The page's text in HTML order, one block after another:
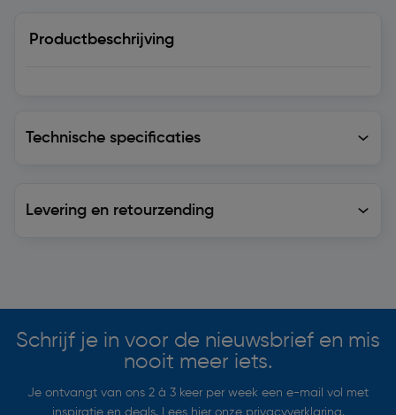
Productbeschrijving
Technische specificaties
Levering en retourzending
Schrijf je in voor de nieuwsbrief en mis
nooit meer iets.
Je ontvangt van ons 2 à 3 keer per week een e-mail vol met
inspiratie en deals. Lees hier onze privacyverklaring.